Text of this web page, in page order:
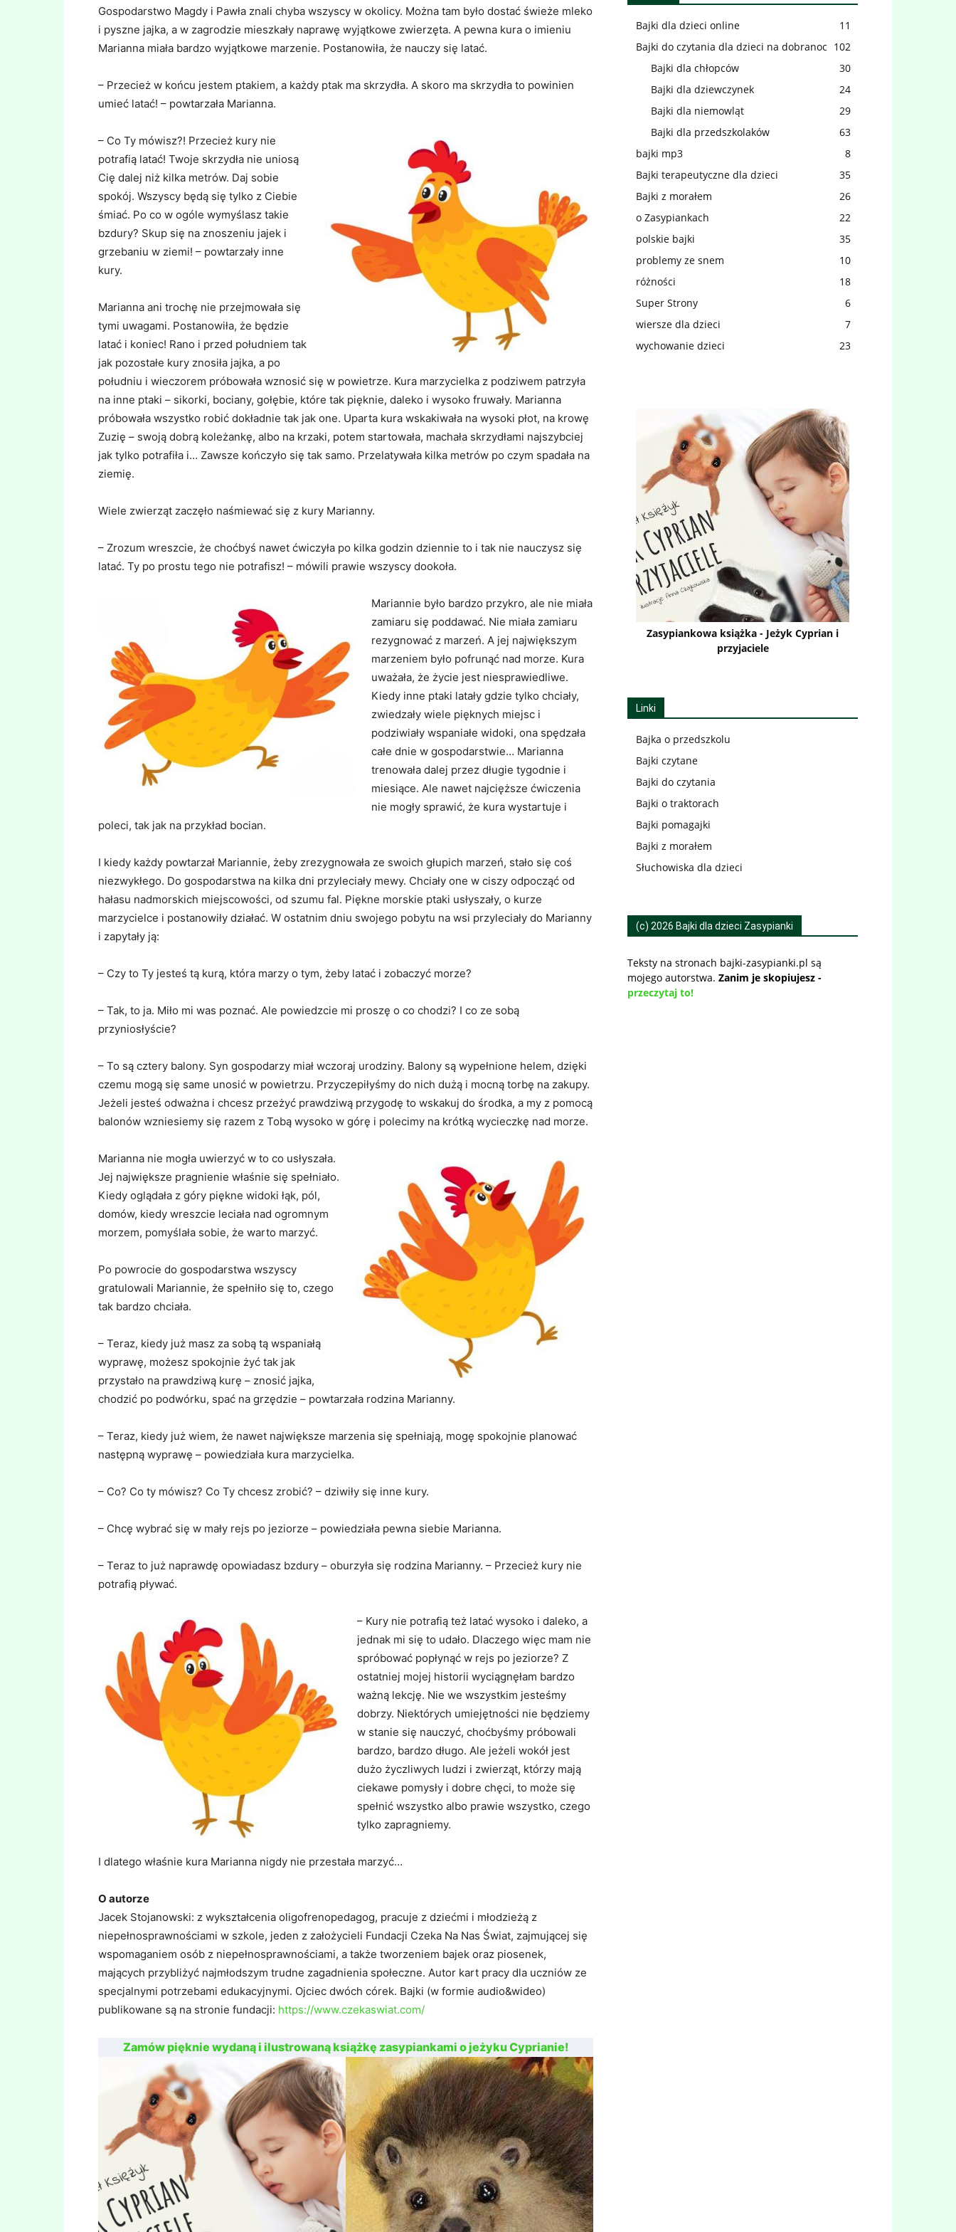
Gospodarstwo Magdy i Pawła znali chyba wszyscy w okolicy. Można tam było dostać świeże mleko
i pyszne jajka, a w zagrodzie mieszkały naprawę wyjątkowe zwierzęta. A pewna kura o imieniu
Marianna miała bardzo wyjątkowe marzenie. Postanowiła, że nauczy się latać.
– Przecież w końcu jestem ptakiem, a każdy ptak ma skrzydła. A skoro ma skrzydła to powinien
umieć latać! – powtarzała Marianna.
– Co Ty mówisz?! Przecież kury nie
potrafią latać! Twoje skrzydła nie uniosą
Cię dalej niż kilka metrów. Daj sobie
spokój. Wszyscy będą się tylko z Ciebie
śmiać. Po co w ogóle wymyślasz takie
bzdury? Skup się na znoszeniu jajek i
grzebaniu w ziemi! – powtarzały inne
kury.
Marianna ani trochę nie przejmowała się
tymi uwagami. Postanowiła, że będzie
latać i koniec! Rano i przed południem tak
jak pozostałe kury znosiła jajka, a po
południu i wieczorem próbowała wznosić się w powietrze. Kura marzycielka z podziwem patrzyła
na inne ptaki – sikorki, bociany, gołębie, które tak pięknie, daleko i wysoko fruwały. Marianna
próbowała wszystko robić dokładnie tak jak one. Uparta kura wskakiwała na wysoki płot, na krowę
Zuzię – swoją dobrą koleżankę, albo na krzaki, potem startowała, machała skrzydłami najszybciej
jak tylko potrafiła i… Zawsze kończyło się tak samo. Przelatywała kilka metrów po czym spadała na
ziemię.
Wiele zwierząt zaczęło naśmiewać się z kury Marianny.
– Zrozum wreszcie, że choćbyś nawet ćwiczyła po kilka godzin dziennie to i tak nie nauczysz się
latać. Ty po prostu tego nie potrafisz! – mówili prawie wszyscy dookoła.
Mariannie było bardzo przykro, ale nie miała
zamiaru się poddawać. Nie miała zamiaru
rezygnować z marzeń. A jej największym
marzeniem było pofrunąć nad morze. Kura
uważała, że życie jest niesprawiedliwe.
Kiedy inne ptaki latały gdzie tylko chciały,
zwiedzały wiele pięknych miejsc i
podziwiały wspaniałe widoki, ona spędzała
całe dnie w gospodarstwie… Marianna
trenowała dalej przez długie tygodnie i
miesiące. Ale nawet najcięższe ćwiczenia
nie mogły sprawić, że kura wystartuje i
poleci, tak jak na przykład bocian.
I kiedy każdy powtarzał Mariannie, żeby zrezygnowała ze swoich głupich marzeń, stało się coś
niezwykłego. Do gospodarstwa na kilka dni przyleciały mewy. Chciały one w ciszy odpocząć od
hałasu nadmorskich miejscowości, od szumu fal. Piękne morskie ptaki usłyszały, o kurze
marzycielce i postanowiły działać. W ostatnim dniu swojego pobytu na wsi przyleciały do Marianny
i zapytały ją:
– Czy to Ty jesteś tą kurą, która marzy o tym, żeby latać i zobaczyć morze?
– Tak, to ja. Miło mi was poznać. Ale powiedzcie mi proszę o co chodzi? I co ze sobą
przyniosłyście?
– To są cztery balony. Syn gospodarzy miał wczoraj urodziny. Balony są wypełnione helem, dzięki
czemu mogą się same unosić w powietrzu. Przyczepiłyśmy do nich dużą i mocną torbę na zakupy.
Jeżeli jesteś odważna i chcesz przeżyć prawdziwą przygodę to wskakuj do środka, a my z pomocą
balonów wzniesiemy się razem z Tobą wysoko w górę i polecimy na krótką wycieczkę nad morze.
Marianna nie mogła uwierzyć w to co usłyszała.
Jej największe pragnienie właśnie się spełniało.
Kiedy oglądała z góry piękne widoki łąk, pól,
domów, kiedy wreszcie leciała nad ogromnym
morzem, pomyślała sobie, że warto marzyć.
Po powrocie do gospodarstwa wszyscy
gratulowali Mariannie, że spełniło się to, czego
tak bardzo chciała.
– Teraz, kiedy już masz za sobą tą wspaniałą
wyprawę, możesz spokojnie żyć tak jak
przystało na prawdziwą kurę – znosić jajka,
chodzić po podwórku, spać na grzędzie – powtarzała rodzina Marianny.
– Teraz, kiedy już wiem, że nawet największe marzenia się spełniają, mogę spokojnie planować
następną wyprawę – powiedziała kura marzycielka.
– Co? Co ty mówisz? Co Ty chcesz zrobić? – dziwiły się inne kury.
– Chcę wybrać się w mały rejs po jeziorze – powiedziała pewna siebie Marianna.
– Teraz to już naprawdę opowiadasz bzdury – oburzyła się rodzina Marianny. – Przecież kury nie
potrafią pływać.
– Kury nie potrafią też latać wysoko i daleko, a
jednak mi się to udało. Dlaczego więc mam nie
spróbować popłynąć w rejs po jeziorze? Z
ostatniej mojej historii wyciągnęłam bardzo
ważną lekcję. Nie we wszystkim jesteśmy
dobrzy. Niektórych umiejętności nie będziemy
w stanie się nauczyć, choćbyśmy próbowali
bardzo, bardzo długo. Ale jeżeli wokół jest
dużo życzliwych ludzi i zwierząt, którzy mają
ciekawe pomysły i dobre chęci, to może się
spełnić wszystko albo prawie wszystko, czego
tylko zapragniemy.
I dlatego właśnie kura Marianna nigdy nie przestała marzyć…
O autorze
Jacek Stojanowski: z wykształcenia oligofrenopedagog, pracuje z dziećmi i młodzieżą z
niepełnosprawnościami w szkole, jeden z założycieli Fundacji Czeka Na Nas Świat, zajmującej się
wspomaganiem osób z niepełnosprawnościami, a także tworzeniem bajek oraz piosenek,
mających przybliżyć najmłodszym trudne zagadnienia społeczne. Autor kart pracy dla uczniów ze
specjalnymi potrzebami edukacyjnymi. Ojciec dwóch córek. Bajki (w formie audio&wideo)
publikowane są na stronie fundacji: https://www.czekaswiat.com/
Zamów pięknie wydaną i ilustrowaną książkę zasypiankami o jeżyku Cyprianie!
Bajki dla dzieci online
11
Bajki do czytania dla dzieci na dobranoc 102
Bajki dla chłopców
30
Bajki dla dziewczynek
24
Bajki dla niemowląt
29
Bajki dla przedszkolaków
63
bajki mp3
8
Bajki terapeutyczne dla dzieci
35
Bajki z morałem
26
o Zasypiankach
22
polskie bajki
35
problemy ze snem
10
różności
18
Super Strony
6
wiersze dla dzieci
7
wychowanie dzieci
23
Zasypiankowa książka - Jeżyk Cyprian i
przyjaciele
Linki
Bajka o przedszkolu
Bajki czytane
Bajki do czytania
Bajki o traktorach
Bajki pomagajki
Bajki z morałem
Słuchowiska dla dzieci
(c) 2026 Bajki dla dzieci Zasypianki
Teksty na stronach bajki-zasypianki.pl są
mojego autorstwa. Zanim je skopiujesz -
przeczytaj to!